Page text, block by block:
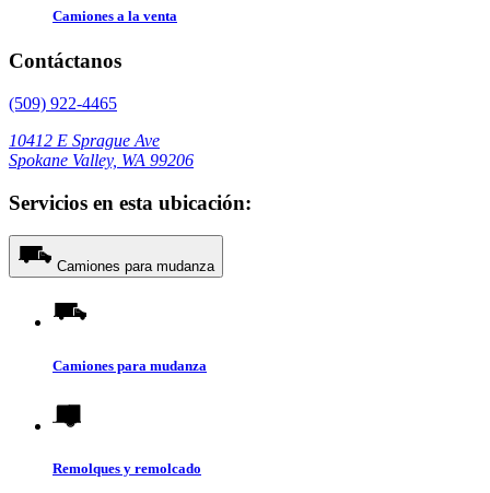
Camiones a la venta
Contáctanos
(509) 922-4465
10412 E Sprague Ave
Spokane Valley, WA 99206
Servicios en esta ubicación:
Camiones para mudanza
Camiones para mudanza
Remolques y remolcado